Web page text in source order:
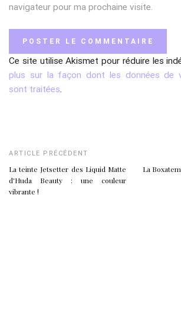
navigateur pour ma prochaine visite.
Ce site utilise Akismet pour réduire les
plus sur la façon dont les données de
sont traitées
ARTICLE PRÉCÉDENT
La teinte Jetsetter des Liquid Matte
d'Huda Beauty : une couleur
vibrante !
La